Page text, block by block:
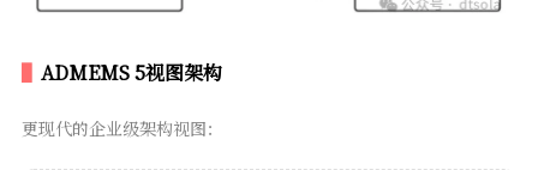
ADMEMS 5视图架构
更现代的企业级架构视图：